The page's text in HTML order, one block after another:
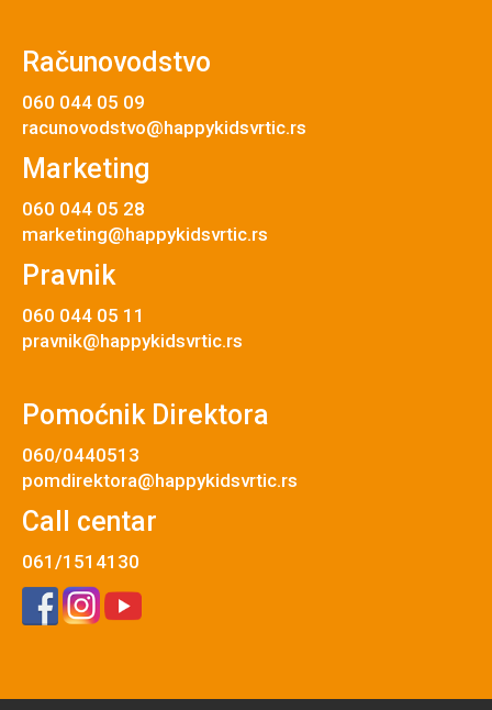
Računovodstvo
060 044 05 09
racunovodstvo@happykidsvrtic.rs
Marketing
060 044 05 28
marketing@happykidsvrtic.rs
Pravnik
060 044 05 11
pravnik@happykidsvrtic.rs
Pomoćnik Direktora
060/0440513
pomdirektora@happykidsvrtic.rs
Call centar
061/1514130